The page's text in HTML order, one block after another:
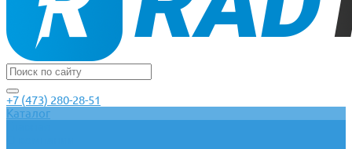
+7 (473) 280-28-51
Каталог